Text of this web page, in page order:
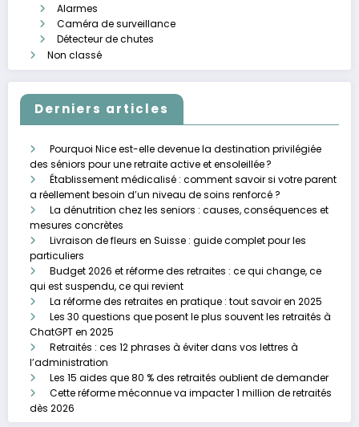
Alarmes
Caméra de surveillance
Détecteur de chutes
Non classé
Derniers articles
Pourquoi Nice est-elle devenue la destination privilégiée
des séniors pour une retraite active et ensoleillée ?
Établissement médicalisé : comment savoir si votre parent
a réellement besoin d’un niveau de soins renforcé ?
La dénutrition chez les seniors : causes, conséquences et
mesures concrètes
Livraison de fleurs en Suisse : guide complet pour les
particuliers
Budget 2026 et réforme des retraites : ce qui change, ce
qui est suspendu, ce qui revient
La réforme des retraites en pratique : tout savoir en 2025
Les 30 questions que posent le plus souvent les retraités à
ChatGPT en 2025
Retraités : ces 12 phrases à éviter dans vos lettres à
l’administration
Les 15 aides que 80 % des retraités oublient de demander
Cette réforme méconnue va impacter 1 million de retraités
dès 2026